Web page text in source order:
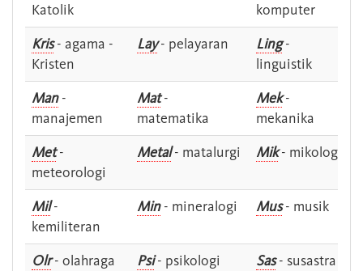
Katolik
komputer
Kris- agama -
Kristen
Lay- pelayaran Ling-
linguistik
Man-
manajemen
Mat-
matematika
Mek-
mekanika
Met-
meteorologi
Metal- matalurgi Mik- mikologi
Mil-
kemiliteran
Min- mineralogi Mus- musik
Olr- olahraga Psi- psikologi Sas- susastra -